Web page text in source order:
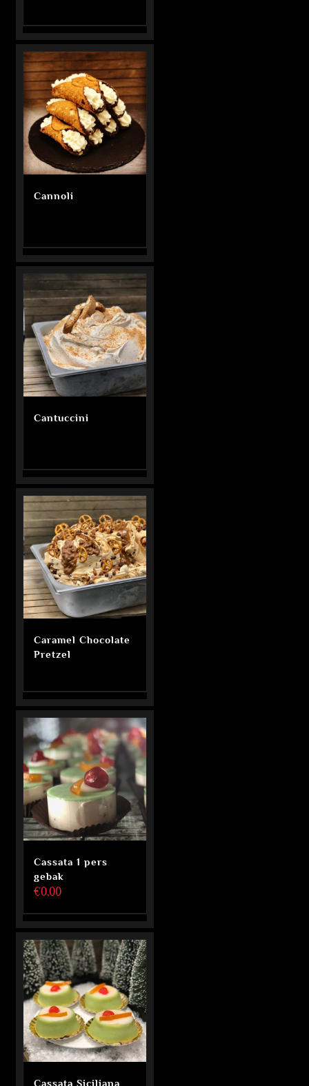
Cannoli
Cantuccini
Caramel Chocolate
Pretzel
Cassata 1 pers
gebak
€0,00
Cassata Siciliana